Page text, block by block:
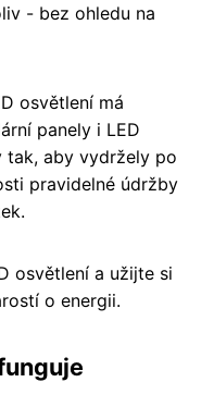
- bez ohledu na
osvětlení má
panely i LED
tak, aby vydržely po
pravidelné údržby
osvětlení a užijte si
o energii.